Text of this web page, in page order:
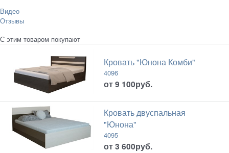
Видео
Отзывы
С этим товаром покупают
Кровать "Юнона Комби"
4096
от9 100руб.
Кровать двуспальная
"Юнона"
4095
от3 600руб.